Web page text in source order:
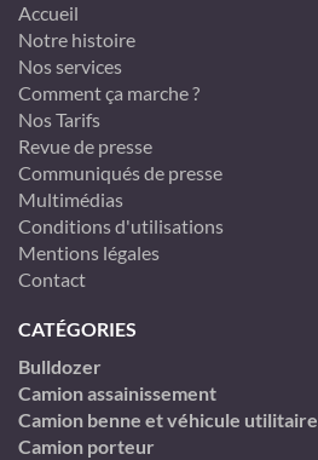
Accueil
Notre histoire
Nos services
Comment ça marche ?
Nos Tarifs
Revue de presse
Communiqués de presse
Multimédias
Conditions d'utilisations
Mentions légales
Contact
CATÉGORIES
Bulldozer
Camion assainissement
Camion benne et véhicule utilitaire
Camion porteur